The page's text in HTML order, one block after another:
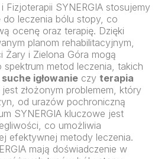
Fizjoterapii SYNERGIA stosujemy
do leczenia bólu stopy, co
ocenę oraz terapię. Dzięki
planom rehabilitacyjnym,
Żary i Zielona Góra mogą
metod leczenia, takich
suche igłowanie czy terapia
jest złożonym problemem, który
od urazów pochroniczną
SYNERGIA kluczowe jest
co umożliwia
efektywnej metody leczenia.
mają doświadczenie w